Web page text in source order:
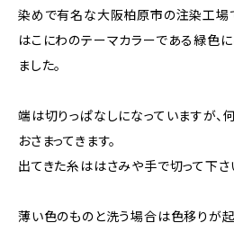
染めで有名な大阪柏原市の注染工場
はこにわのテーマカラーである緑色
ました。
端は切りっぱなしになっていますが、
おさまってきます。
出てきた糸ははさみや手で切って下さ
薄い色のものと洗う場合は色移りが